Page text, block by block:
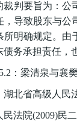
裁判要旨为：公
，导致股东与公
所明确规定。
债务承担责任，
：梁清泉与襄
湖北省高级人民
民法院(2009)民